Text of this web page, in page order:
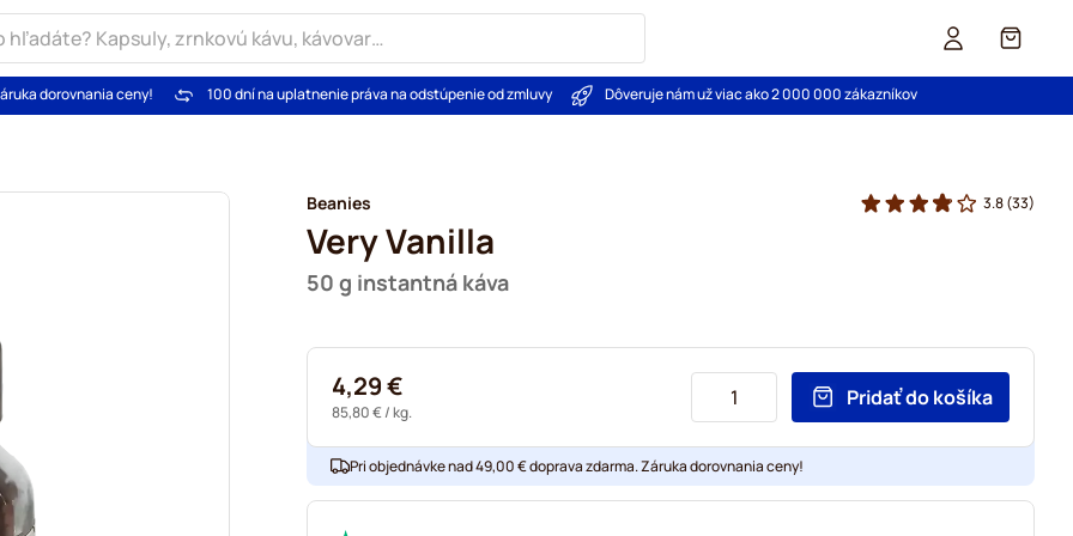
Košík
dorovnania ceny! 100 dní na uplatnenie práva na odstúpenie od zmluvy Dôveruje nám už viac ako 2 000 000 zákazníkov
Beanies
Very Vanilla
50 g instantná káva
3.8(33)
4,29 €
85,80 €/ kg.
Pridať do košíka
Pri objednávke nad 49,00 € doprava zdarma. Záruka dorovnania ceny!